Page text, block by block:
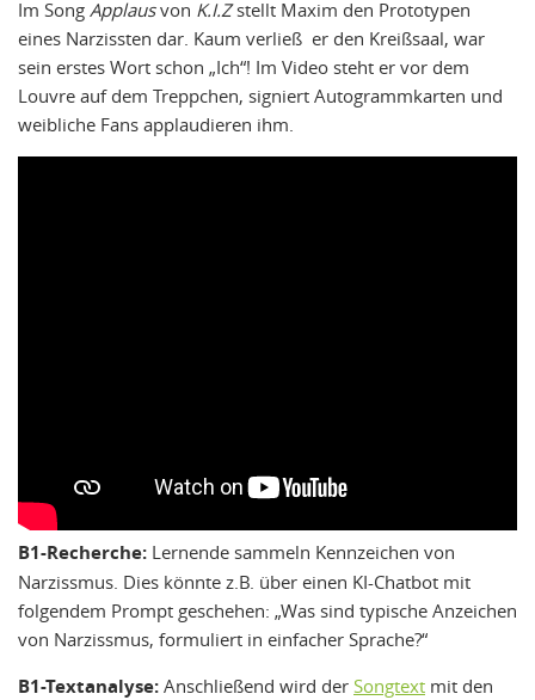
Im Song Applausvon K.I.Zstellt Maxim den Prototypen
eines Narzissten dar. Kaum verließ er den Kreißsaal, war
sein erstes Wort schon „Ich“! Im Video steht er vor dem
Louvre auf dem Treppchen, signiert Autogrammkarten und
weibliche Fans applaudieren ihm.
B1-Recherche: Lernende sammeln Kennzeichen von
Narzissmus. Dies könnte z.B. über einen KI-Chatbot mit
folgendem Prompt geschehen: „Was sind typische Anzeichen
von Narzissmus, formuliert in einfacher Sprache?“
B1-Textanalyse: Anschließend wird der Songtext mit den